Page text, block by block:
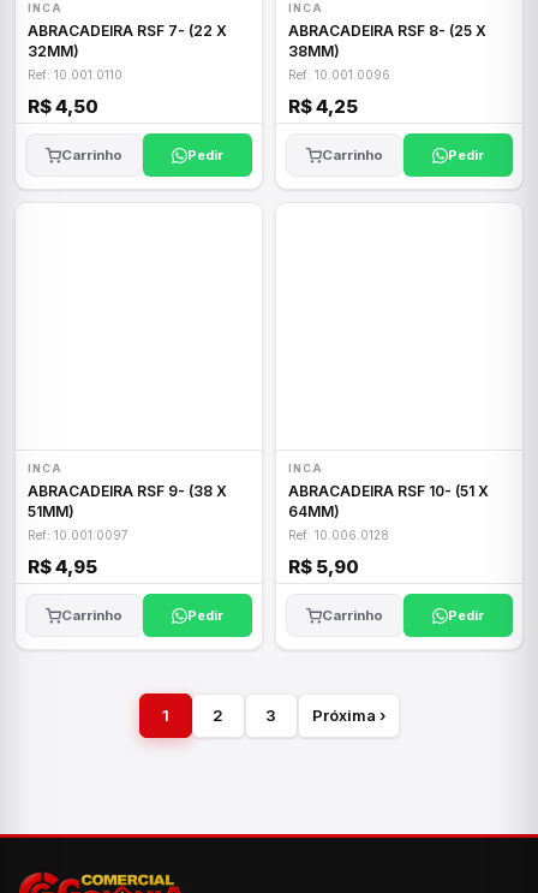
INCA
ABRACADEIRA RSF 7- (22 X
32MM)
Ref: 10.001.0110
R$ 4,50
Carrinho Pedir
INCA
ABRACADEIRA RSF 8- (25 X
38MM)
Ref: 10.001.0096
R$ 4,25
Carrinho Pedir
INCA
ABRACADEIRA RSF 9- (38 X
51MM)
Ref: 10.001.0097
R$ 4,95
Carrinho Pedir
INCA
ABRACADEIRA RSF 10- (51 X
64MM)
Ref: 10.006.0128
R$ 5,90
Carrinho Pedir
1 2 3 Próxima ›